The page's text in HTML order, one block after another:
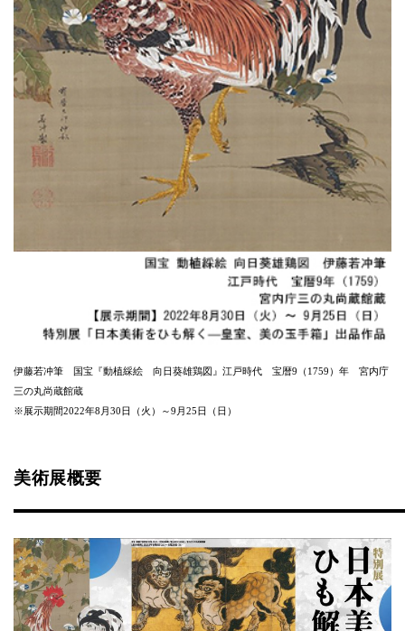
伊藤若冲筆 国宝『動植綵絵 向日葵雄鶏図』江戸時代 宝暦9（1759）年 宮内庁
三の丸尚蔵館蔵
※展示期間2022年8月30日（火）～9月25日（日）
美術展概要